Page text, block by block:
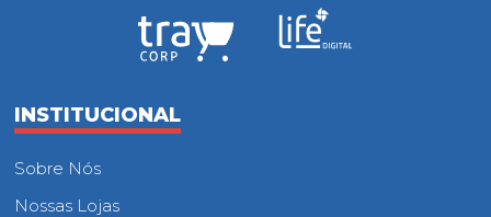
INSTITUCIONAL
Sobre Nós
Nossas Lojas